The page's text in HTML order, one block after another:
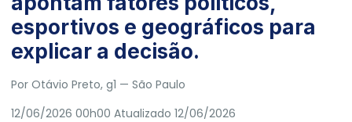
esportivos e geográficos para
explicar a decisão.
Por Otávio Preto, g1 — São Paulo
12/06/2026 00h00 Atualizado 12/06/2026